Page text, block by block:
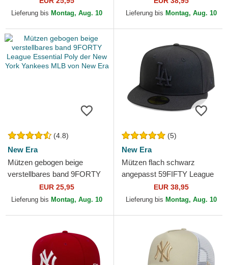
York Yankees MLB von New
Lieferung bis Montag, Aug. 10
von New Era
Lieferung bis Montag, Aug. 10
(4.8)
New Era
Mützen gebogen beige
verstellbares band 9FORTY
League Essential Poly der
New York Yankees MLB
EUR 25,95
Lieferung bis Montag, Aug. 10
(5)
New Era
Mützen flach schwarz
angepasst 59FIFTY League
Essential der Los Angeles
Dodgers MLB von New Era
EUR 38,95
Lieferung bis Montag, Aug. 10